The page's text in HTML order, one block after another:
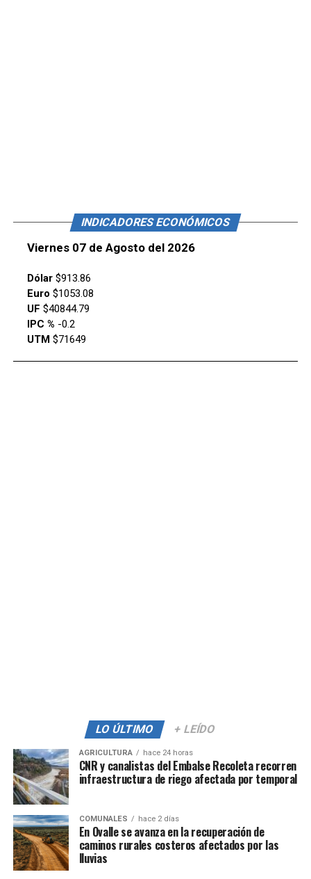
INDICADORES ECONÓMICOS
Viernes 07 de Agosto del 2026
Dólar$913.86
Euro $1053.08
UF $40844.79
IPC % -0.2
UTM$71649
LO ÚLTIMO + LEÍDO
AGRICULTURA hace 24 horas
CNR y canalistas del Embalse Recoleta recorren
infraestructura de riego afectada por temporal
COMUNALES hace 2 días
En Ovalle se avanza en la recuperación de
caminos rurales costeros afectados por las
lluvias